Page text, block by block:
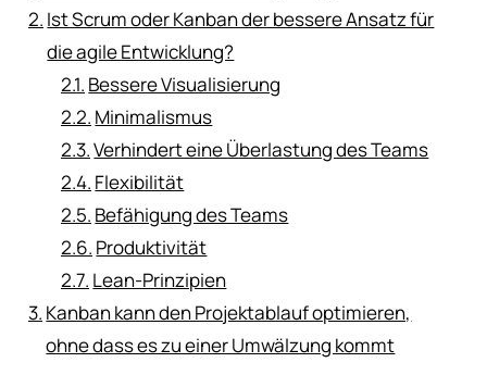
Ist Scrum oder Kanban der bessere Ansatz für
die agile Entwicklung?
Bessere Visualisierung
Minimalismus
Verhindert eine Überlastung des Teams
Flexibilität
Befähigung des Teams
Produktivität
Lean-Prinzipien
Kanban kann den Projektablauf optimieren,
ohne dass es zu einer Umwälzung kommt